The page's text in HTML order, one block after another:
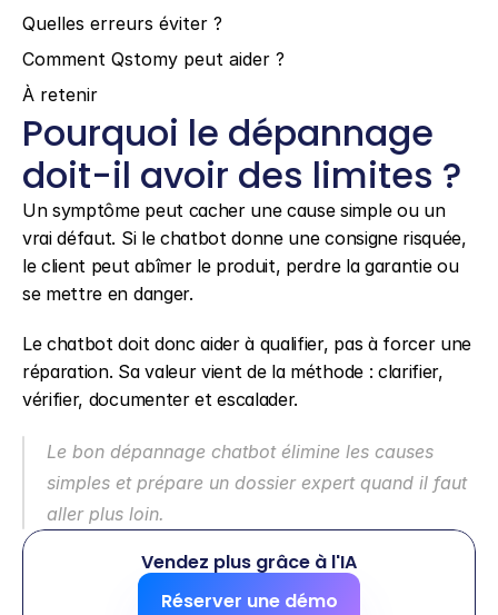
Quelles erreurs éviter ?
Comment Qstomy peut aider ?
À retenir
Pourquoi le dépannage
doit-il avoir des limites ?
Un symptôme peut cacher une cause simple ou un
vrai défaut. Si le chatbot donne une consigne risquée,
le client peut abîmer le produit, perdre la garantie ou
se mettre en danger.
Le chatbot doit donc aider à qualifier, pas à forcer une
réparation. Sa valeur vient de la méthode : clarifier,
vérifier, documenter et escalader.
Le bon dépannage chatbot élimine les causes
simples et prépare un dossier expert quand il faut
aller plus loin.
Vendez plus grâce à l'IA
Réserver une démo